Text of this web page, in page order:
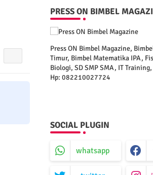
PRESS ON BIMBEL
Press ON Bimbel Magazine,
Timur, Bimbel Matematika IPA,
Biologi, SD SMP SMA, IT
Hp: 082210027724
SOCIAL PLUGIN
whatsapp